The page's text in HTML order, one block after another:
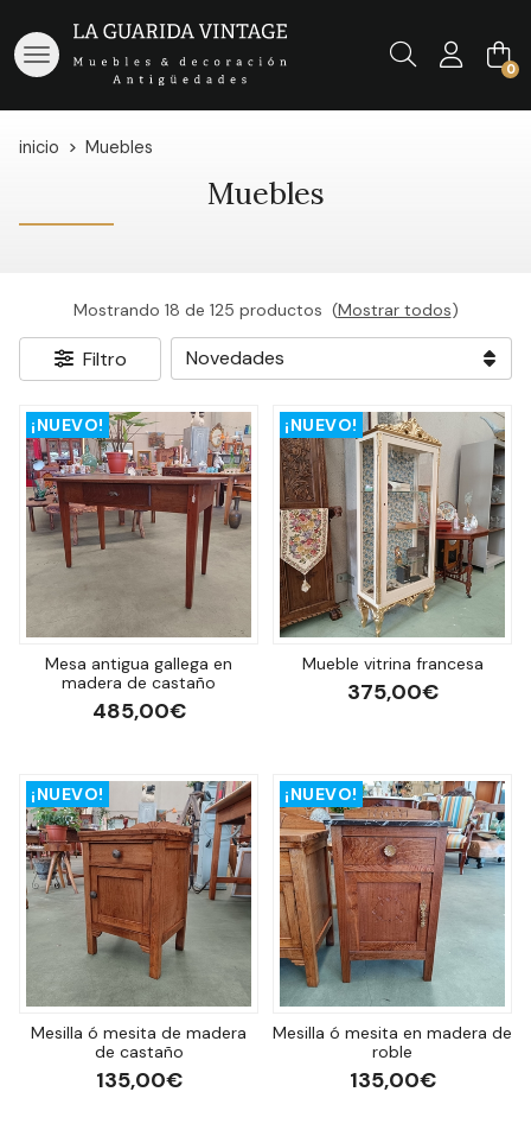
Buscar 0
inicio Muebles
Muebles
Mostrando 18 de 125 productos (Mostrar todos)
Filtro
¡NUEVO!
Mesa antigua gallega en
madera de castaño
485,00€
¡NUEVO!
Mueble vitrina francesa
375,00€
¡NUEVO!
Mesilla ó mesita de madera
de castaño
135,00€
¡NUEVO!
Mesilla ó mesita en madera de
roble
135,00€